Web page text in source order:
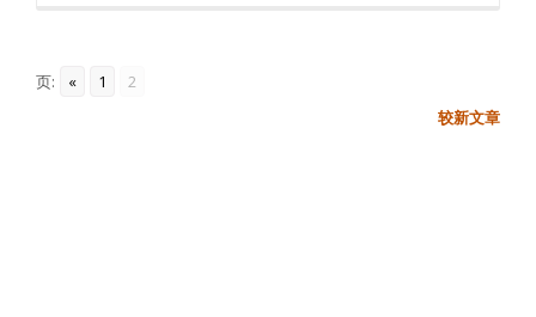
页: « 1 2
较新文章